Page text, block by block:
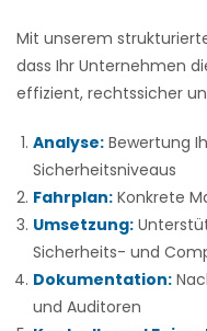
Mit unserem
dass Ihr Unternehmen
effizient, rechtssicher
Analyse: Bewertung
Sicherheitsniveaus
Fahrplan: Konkrete
Umsetzung:
Sicherheits- und
Dokumentation:
und Auditoren